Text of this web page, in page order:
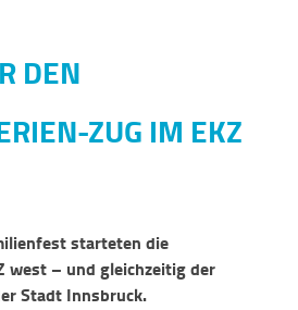
DEN
ZUG IM EKZ
starteten die
west – und gleichzeitig der
Stadt Innsbruck.